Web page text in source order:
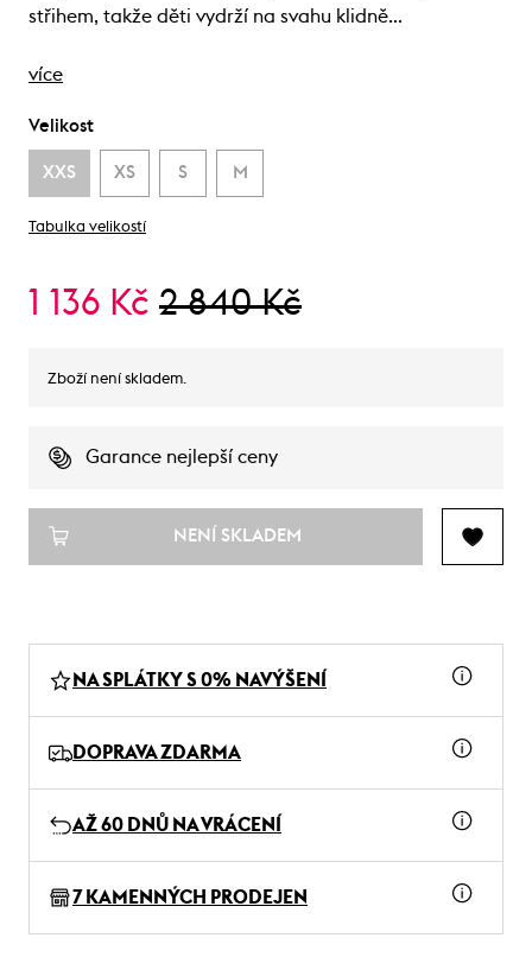
střihem, takže děti vydrží na svahu klidně…
více
Velikost
XXS XS S M
Tabulka velikostí
1 136 Kč 2 840 Kč
Zboží není skladem.
Garance nejlepší ceny
NENÍ SKLADEM
NA SPLÁTKY S 0% NAVÝŠENÍ
DOPRAVA ZDARMA
AŽ 60 DNŮ NA VRÁCENÍ
7 KAMENNÝCH PRODEJEN